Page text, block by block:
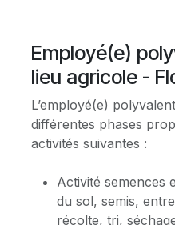
Employé(e)
lieu agricole -
L’employé(e)
différentes phases
activités suivantes :
Activité semences
du sol, semis,
récolte, tri,